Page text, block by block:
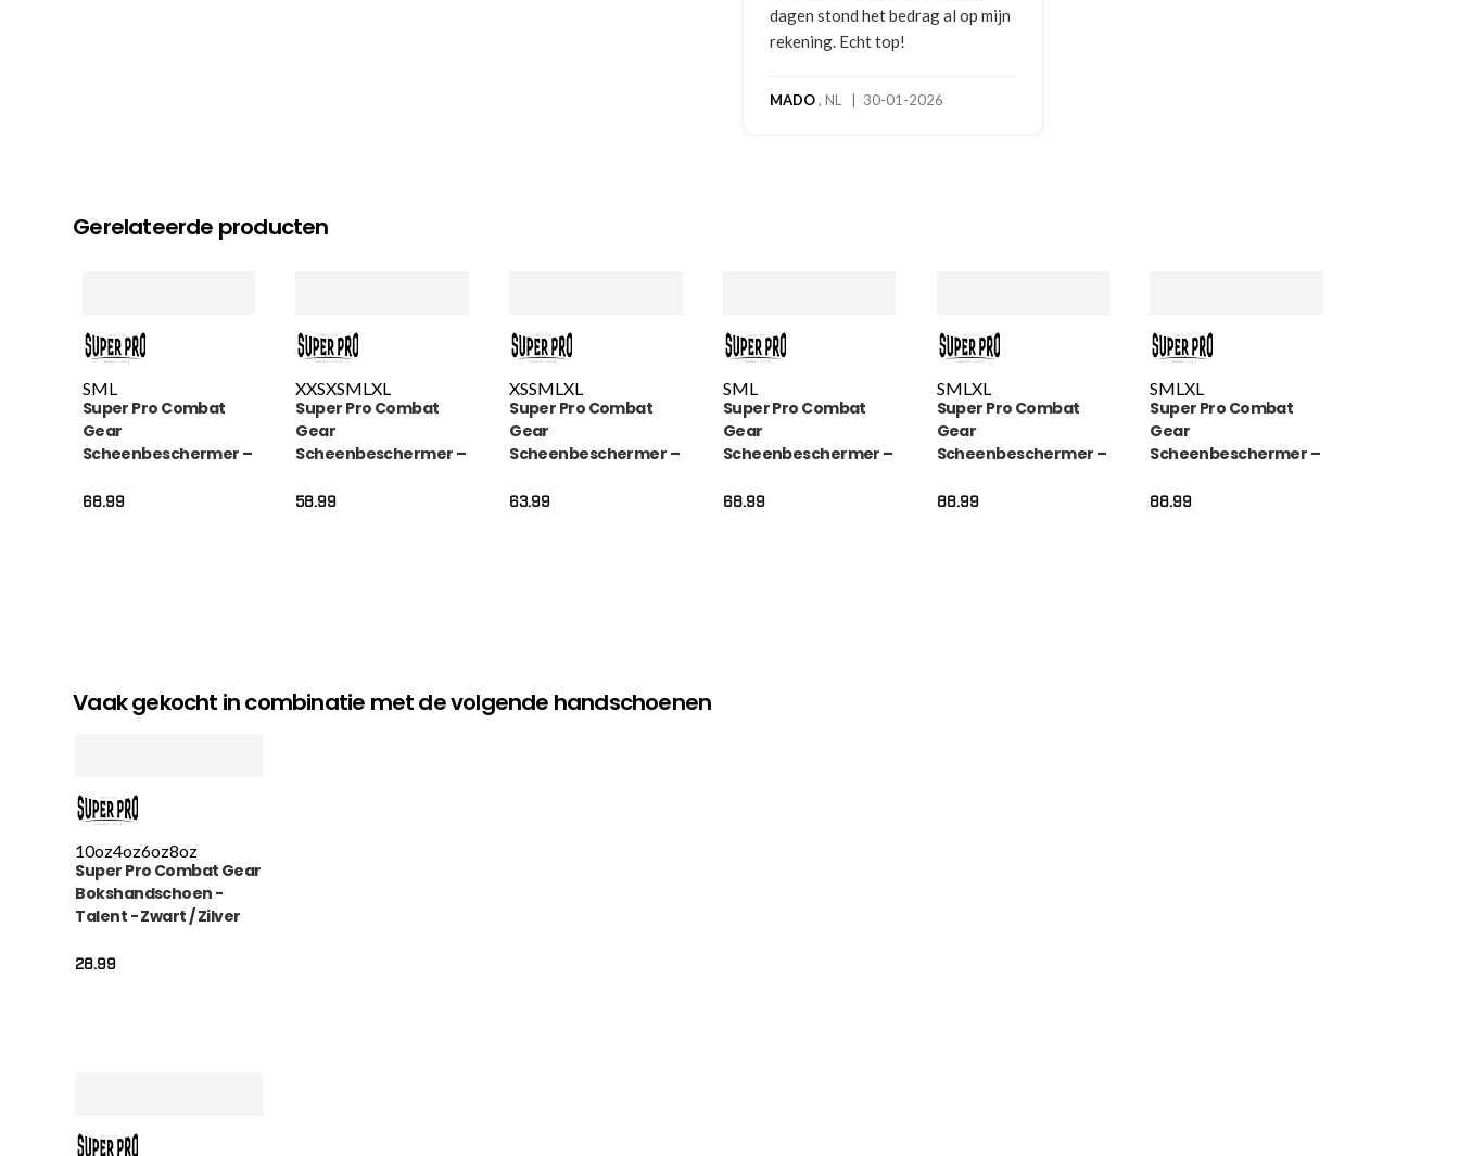
dagen stond het bedrag al op mijn
rekening. Echt top!
MADO, NL | 30-01-2026
Gerelateerde producten
SML
Super Pro Combat
Gear
Scheenbeschermer –
/ Groen
68.99
XXSXSMLXL
Super Pro Combat
Gear
Scheenbeschermer –
Wit
58.99
XSSMLXL
Super Pro Combat
Gear
Scheenbeschermer –
Zwart / Wit
63.99
SML
Super Pro Combat
Gear
Scheenbeschermer –
Blauw / Rood / Wit
68.99
SMLXL
Super Pro Combat
Gear
Scheenbeschermer –
88.99
SMLXL
Super Pro Combat
Gear
Scheenbeschermer –
88.99
Vaak gekocht in combinatie met de volgende handschoenen
10oz4oz6oz8oz
Super Pro Combat Gear
Bokshandschoen -
Talent - Zwart / Zilver
28.99